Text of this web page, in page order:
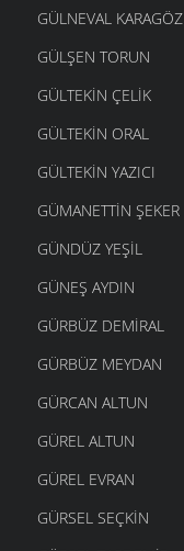
GÜLNEVAL KARAGÖZ
GÜLŞEN TORUN
GÜLTEKIN ÇELIK
GÜLTEKIN ORAL
GÜLTEKIN YAZICI
GÜMANETTIN ŞEKER
GÜNDÜZ YEŞIL
GÜNEŞ AYDIN
GÜRBÜZ DEMIRAL
GÜRBÜZ MEYDAN
GÜRCAN ALTUN
GÜREL ALTUN
GÜREL EVRAN
GÜRSEL SEÇKIN